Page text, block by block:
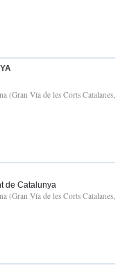
(Gran Vía de les Corts Catalanes,
de Catalunya
(Gran Vía de les Corts Catalanes,